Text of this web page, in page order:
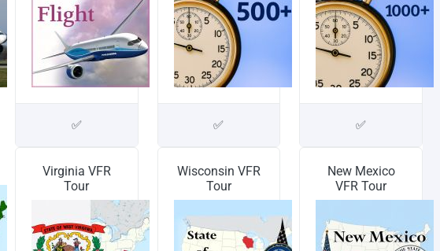
✅ ✅ ✅
Virginia VFR
Tour
Wisconsin VFR
Tour
New Mexico
VFR Tour